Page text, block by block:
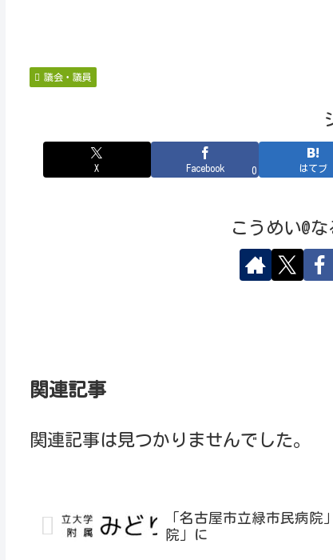
議会・議員
X Facebook 0 はてブ
こうめい@
関連記事
関連記事は見つかりませんでした。
「名古屋市立緑市民病
院」に